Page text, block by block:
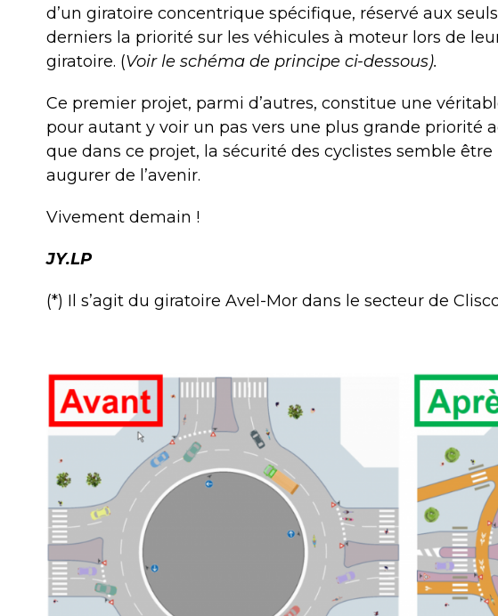
d’un giratoire concentrique spécifique, réservé aux
derniers la priorité sur les véhicules à moteur lors de
giratoire. (Voir le schéma de principe ci-dessous).
Ce premier projet, parmi d’autres, constitue une
pour autant y voir un pas vers une plus grande priorité
que dans ce projet, la sécurité des cyclistes semble
augurer de l’avenir.
Vivement demain !
JY.LP
(*) Il s’agit du giratoire Avel-Mor dans le secteur de